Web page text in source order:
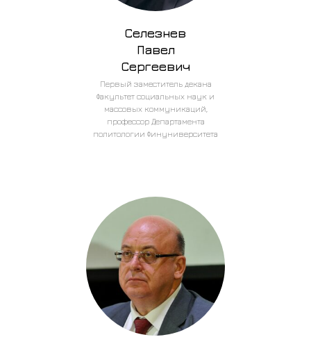
Селезнев
Павел
Сергеевич
Первый заместитель декана
Факультет социальных наук и
массовых коммуникаций,
профессор Департамента
политологии Финуниверситета